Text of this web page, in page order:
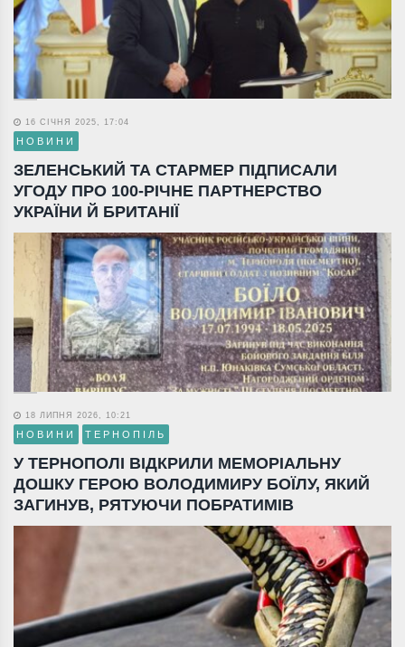
16 СІЧНЯ 2025, 17:04
НОВИНИ
ЗЕЛЕНСЬКИЙ ТА СТАРМЕР ПІДПИСАЛИ
УГОДУ ПРО 100-РІЧНЕ ПАРТНЕРСТВО
УКРАЇНИ Й БРИТАНІЇ
18 ЛИПНЯ 2026, 10:21
НОВИНИ ТЕРНОПІЛЬ
У ТЕРНОПОЛІ ВІДКРИЛИ МЕМОРІАЛЬНУ
ДОШКУ ГЕРОЮ ВОЛОДИМИРУ БОЇЛУ, ЯКИЙ
ЗАГИНУВ, РЯТУЮЧИ ПОБРАТИМІВ